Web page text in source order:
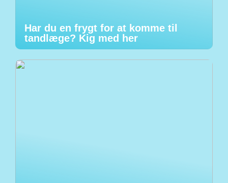
Har du en frygt for at komme til
tandlæge? Kig med her